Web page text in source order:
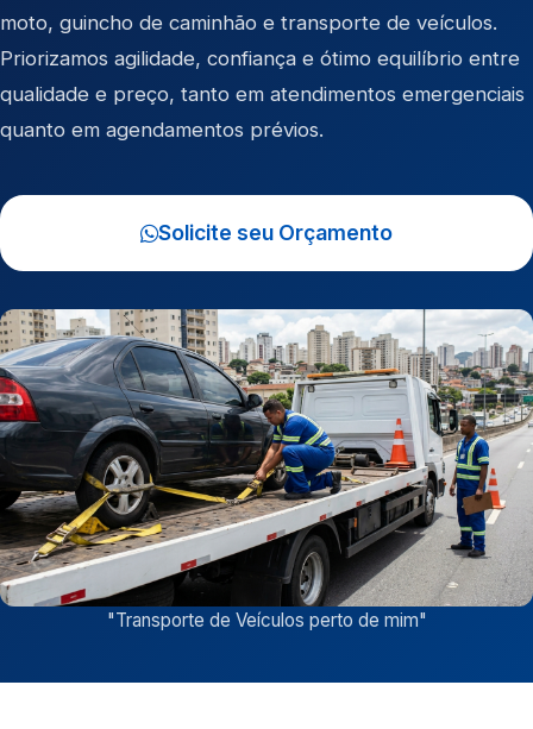
moto, guincho de caminhão e transporte de veículos.
Priorizamos agilidade, confiança e ótimo equilíbrio entre
qualidade e preço, tanto em atendimentos emergenciais
quanto em agendamentos prévios.
Solicite seu Orçamento
"Transporte de Veículos perto de mim"